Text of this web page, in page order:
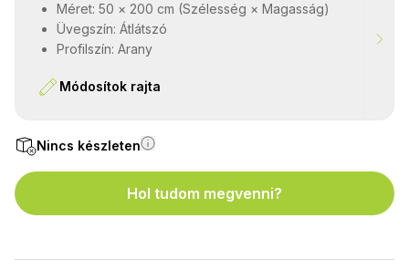
Méret: 50 × 200 cm (Szélesség × Magasság)
Üvegszín: Átlátszó
Profilszín: Arany
Módosítok rajta
Nincs készleten
Hol tudom megvenni?